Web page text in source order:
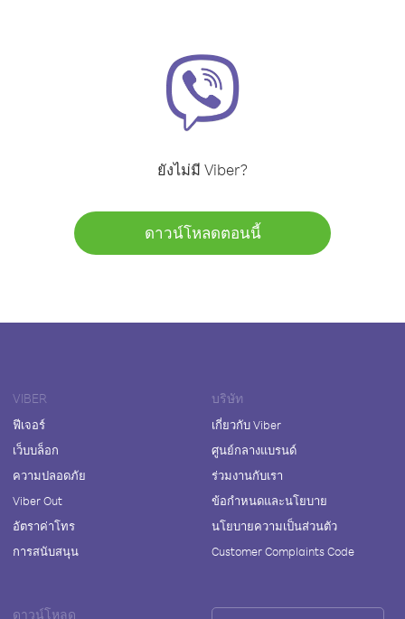
ยังไม่มี Viber?
ดาวน์โหลดตอนนี้
VIBER
ฟีเจอร์
เว็บบล็อก
ความปลอดภัย
Viber Out
อัตราค่าโทร
การสนับสนุน
บริษัท
เกี่ยวกับ Viber
ศูนย์กลางแบรนด์
ร่วมงานกับเรา
ข้อกำหนดและนโยบาย
นโยบายความเป็นส่วนตัว
Customer Complaints Code
ดาวน์โหลด